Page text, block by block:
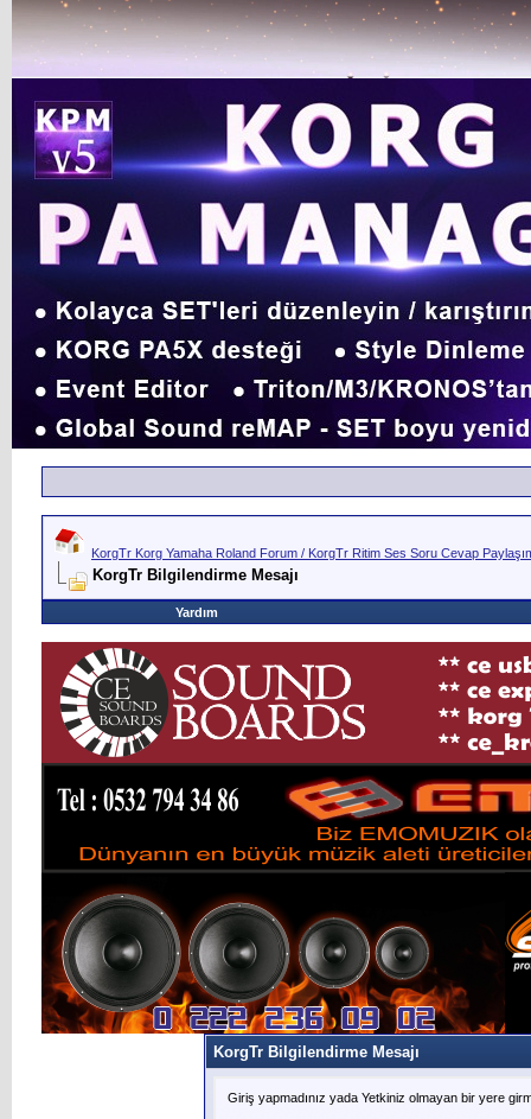
KorgTr Korg Yamaha Roland Forum / KorgTr Ritim Ses Soru Cevap
KorgTr Bilgilendirme Mesajı
Yardım
KorgTr Bilgilendirme Mesajı
Giriş yapmadınız yada Yetkiniz olmayan bir yere